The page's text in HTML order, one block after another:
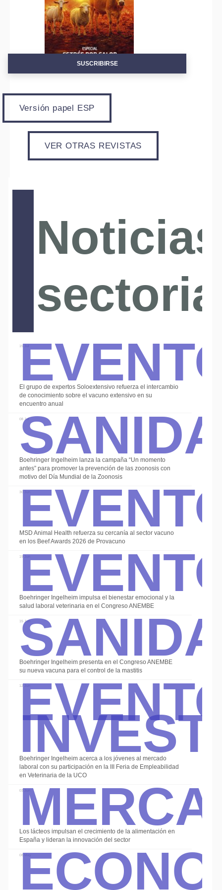
SUSCRIBIRSE
Versión papel ESP
VER OTRAS REVISTAS
Noticias
15 Jul
El grupo de expertos Soloextensivo refuerza el intercambio
de conocimiento sobre el vacuno extensivo en su
encuentro anual
08 Jul
Boehringer Ingelheim lanza la campaña “Un momento
antes” para promover la prevención de las zoonosis con
motivo del Día Mundial de la Zoonosis
30 Jun
MSD Animal Health refuerza su cercanía al sector vacuno
en los Beef Awards 2026 de Provacuno
19 Jun
Boehringer Ingelheim impulsa el bienestar emocional y la
salud laboral veterinaria en el Congreso ANEMBE
15 Jun
Boehringer Ingelheim presenta en el Congreso ANEMBE
su nueva vacuna para el control de la mastitis
12 Jun
Boehringer Ingelheim acerca a los jóvenes al mercado
laboral con su participación en la III Feria de Empleabilidad
en Veterinaria de la UCO
03 Jun
Los lácteos impulsan el crecimiento de la alimentación en
España y lideran la innovación del sector
08 May